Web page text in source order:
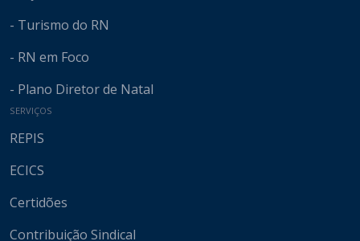
- Turismo do RN
- RN em Foco
- Plano Diretor de Natal
SERVIÇOS
REPIS
ECICS
Certidões
Contribuição Sindical